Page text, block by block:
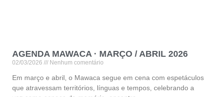
AGENDA MAWACA · MARÇO / ABRIL 2026
02/03/2026 Nenhum comentário
Em março e abril, o Mawaca segue em cena com espetáculos
que atravessam territórios, línguas e tempos, celebrando a